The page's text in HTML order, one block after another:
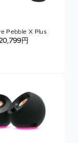
Pebble X Plus
円